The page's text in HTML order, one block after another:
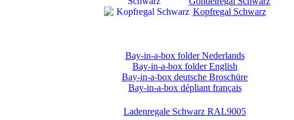
Kopfregal Schwarz
Bay-in-a-box folder Nederlands
Bay-in-a-box folder English
Bay-in-a-box deutsche Broschüre
Bay-in-a-box dépliant français
Ladenregale Schwarz RAL9005